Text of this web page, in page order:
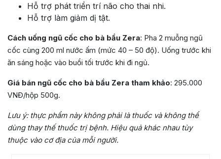
Hỗ trợ phát triển trí não cho thai nhi.
Hỗ trợ làm giảm dị tật.
Cách uống ngũ cốc cho bà bầu Zera: Pha 2 muỗng ngũ
cốc cùng 200 ml nước ấm (mức 40 – 50 độ). Uống trước khi
ăn sáng hoặc vào buổi tối trước khi đi ngủ.
Giá bán ngũ cốc cho bà bầu Zera tham khảo: 295.000
VNĐ/hộp 500g.
Lưu ý: thực phẩm này không phải là thuốc và không thể
dùng thay thế thuốc trị bệnh. Hiệu quả khác nhau tùy
thuộc vào cơ địa của mỗi người.